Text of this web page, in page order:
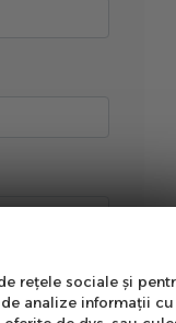
rețele sociale și
analize informații cu